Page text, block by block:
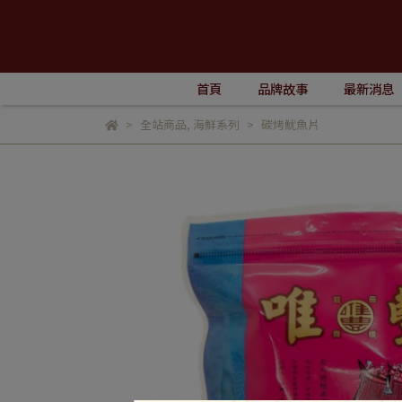
首頁 品牌故事 最新消息
全站商品, 海鮮系列 碳烤魷魚片